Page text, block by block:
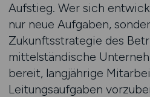
Aufstieg. Wer sich
nur neue Aufgaben,
Zukunftsstrategie des
mittelständische
bereit, langjährige
Leitungsaufgaben